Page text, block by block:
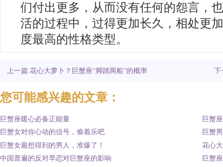
们付出更多，从而没有任何的怨言，
活的过程中，过得更加长久，相处更
度最高的性格类型。
上一篇:花心大萝卜？巨蟹座“脚踏两船”的概率 下
您可能感兴趣的文章：
巨蟹座暖心必备正能量
巨蟹女对你心动的信号，偷着乐吧
巨蟹女最想得到的男人，准爆了！
中国普遍的反对早恋对巨蟹座的影响
巨蟹
巨蟹
花心
巨蟹